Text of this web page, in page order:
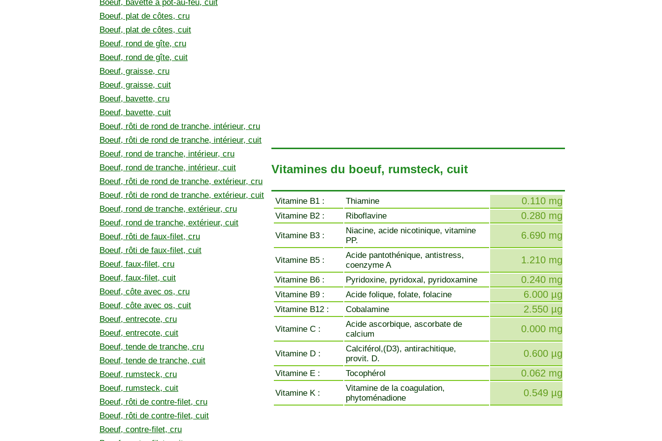
Boeuf, bavette à pot-au-feu, cuit
Boeuf, plat de côtes, cru
Boeuf, plat de côtes, cuit
Boeuf, rond de gîte, cru
Boeuf, rond de gîte, cuit
Boeuf, graisse, cru
Boeuf, graisse, cuit
Boeuf, bavette, cru
Boeuf, bavette, cuit
Boeuf, rôti de rond de tranche, intérieur, cru
Boeuf, rôti de rond de tranche, intérieur, cuit
Boeuf, rond de tranche, intérieur, cru
Boeuf, rond de tranche, intérieur, cuit
Boeuf, rôti de rond de tranche, extérieur, cru
Boeuf, rôti de rond de tranche, extérieur, cuit
Boeuf, rond de tranche, extérieur, cru
Boeuf, rond de tranche, extérieur, cuit
Boeuf, rôti de faux-filet, cru
Boeuf, rôti de faux-filet, cuit
Boeuf, faux-filet, cru
Boeuf, faux-filet, cuit
Boeuf, côte avec os, cru
Boeuf, côte avec os, cuit
Boeuf, entrecote, cru
Boeuf, entrecote, cuit
Boeuf, tende de tranche, cru
Boeuf, tende de tranche, cuit
Boeuf, rumsteck, cru
Boeuf, rumsteck, cuit
Boeuf, rôti de contre-filet, cru
Boeuf, rôti de contre-filet, cuit
Boeuf, contre-filet, cru
Vitamines du boeuf, rumsteck, cuit
Vitamine B1 : Thiamine 0.110 mg
Vitamine B2 : Riboflavine 0.280 mg
Vitamine B3 :
Niacine, acide nicotinique, vitamine
PP.
6.690 mg
Vitamine B5 :
Acide pantothénique, antistress,
coenzyme A
1.210 mg
Vitamine B6 : Pyridoxine, pyridoxal, pyridoxamine 0.240 mg
Vitamine B9 : Acide folique, folate, folacine 6.000 µg
Vitamine B12 : Cobalamine 2.550 µg
Vitamine C :
Acide ascorbique, ascorbate de
calcium
0.000 mg
Vitamine D :
Calciférol,(D3), antirachitique,
provit. D.
0.600 µg
Vitamine E : Tocophérol 0.062 mg
Vitamine K :
Vitamine de la coagulation,
phytoménadione
0.549 µg